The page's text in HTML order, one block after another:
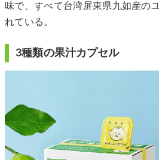
味で、すべて台湾屏東県九如産の
れている。
3種類の果汁カプセル